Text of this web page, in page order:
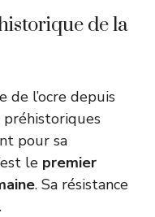
de la
de l’ocre depuis
pour sa
le premier
. Sa résistance